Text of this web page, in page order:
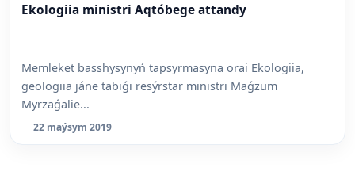
Ekologiia ministri Aqtóbege attandy
Memleket basshysynyń tapsyrmasyna orai Ekologiia,
geologiia jáne tabiǵi resýrstar ministri Maǵzum
Myrzaǵalie...
22 maýsym 2019